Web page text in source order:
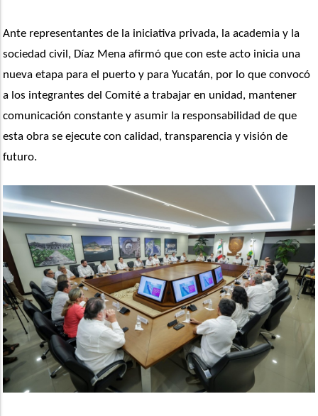
Ante representantes de la iniciativa privada, la academia y la
sociedad civil, Díaz Mena afirmó que con este acto inicia una
nueva etapa para el puerto y para Yucatán, por lo que convocó
a los integrantes del Comité a trabajar en unidad, mantener
comunicación constante y asumir la responsabilidad de que
esta obra se ejecute con calidad, transparencia y visión de
futuro.